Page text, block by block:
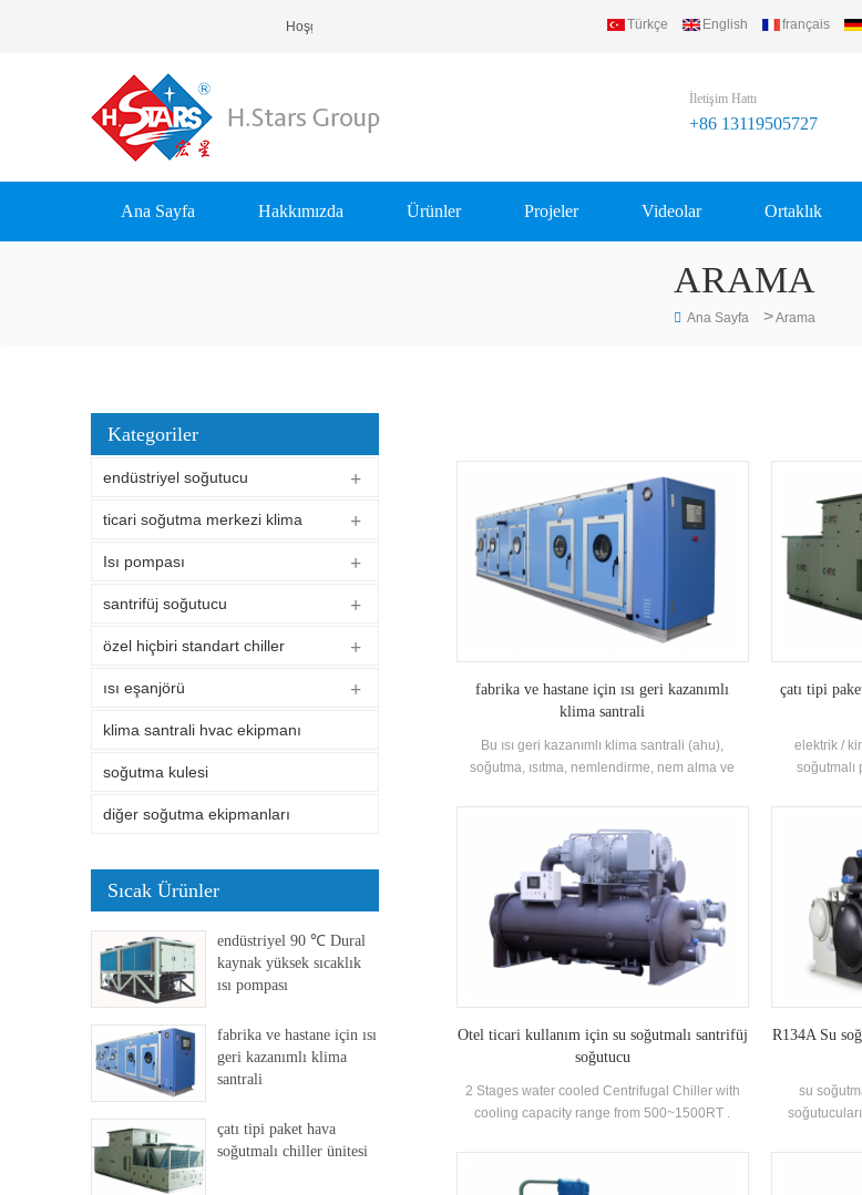
Hoşgeldiniz H.Stars (Guangzhou) Refrigerating Equipment Group Ltd..
Türkçe English français
İletişim Hattı
+86 13119505727
Ana Sayfa Hakkımızda Ürünler Projeler Videolar Ortaklık
ARAMA
Ana Sayfa >Arama
fabrika ve hastane için ısı geri kazanımlı
klima santrali
Bu ısı geri kazanımlı klima santrali (ahu),
soğutma, ısıtma, nemlendirme, nem alma ve
için tasarlanmıştır.
çatı tipi
elektrik /
soğutmalı
endüstrisi,
endüstrisi,
koruma,
Otel ticari kullanım için su soğutmalı santrifüj
soğutucu
2 Stages water cooled Centrifugal Chiller with
cooling capacity range from 500~1500RT .
performing, so future-proof that once it’s
installed, you may never have to think about it
R134A Su
su
(Falling-Film)
Sıvı
Kategoriler
endüstriyel soğutucu
ticari soğutma merkezi klima
Isı pompası
santrifüj soğutucu
özel hiçbiri standart chiller
ısı eşanjörü
klima santrali hvac ekipmanı
soğutma kulesi
diğer soğutma ekipmanları
Sıcak Ürünler
endüstriyel 90 ℃ Dural
kaynak yüksek sıcaklık
ısı pompası
fabrika ve hastane için ısı
geri kazanımlı klima
santrali
çatı tipi paket hava
soğutmalı chiller ünitesi